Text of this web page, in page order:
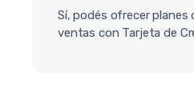
Sí, podés ofrecer planes
ventas con Tarjeta de